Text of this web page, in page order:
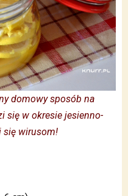
domowy sposób na
się w okresie jesienno-
się wirusom!